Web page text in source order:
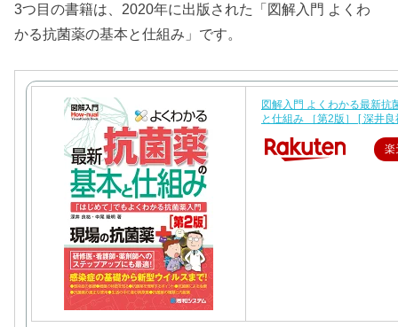
3つ目の書籍は、2020年に出版された「図解入門 よくわ
かる抗菌薬の基本と仕組み」です。
図解入門 よくわかる最新抗
と仕組み ［第2版］ [ 深井良
楽